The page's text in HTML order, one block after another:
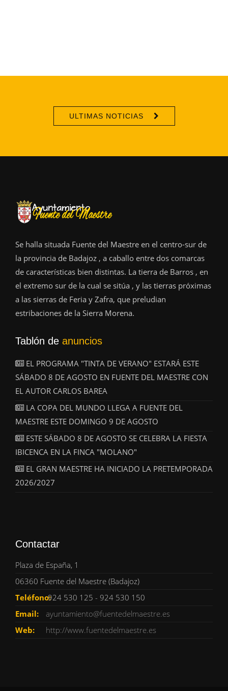
ULTIMAS NOTICIAS
Se halla situada Fuente del Maestre en el centro-sur de
la provincia de Badajoz , a caballo entre dos comarcas
de características bien distintas. La tierra de Barros , en
el extremo sur de la cual se sitúa , y las tierras próximas
a las sierras de Feria y Zafra, que preludian
estribaciones de la Sierra Morena.
Tablón de anuncios
EL PROGRAMA "TINTA DE VERANO" ESTARÁ ESTE
SÁBADO 8 DE AGOSTO EN FUENTE DEL MAESTRE CON
EL AUTOR CARLOS BAREA
LA COPA DEL MUNDO LLEGA A FUENTE DEL
MAESTRE ESTE DOMINGO 9 DE AGOSTO
ESTE SÁBADO 8 DE AGOSTO SE CELEBRA LA FIESTA
IBICENCA EN LA FINCA "MOLANO"
EL GRAN MAESTRE HA INICIADO LA PRETEMPORADA
2026/2027
Contactar
Plaza de España, 1
06360 Fuente del Maestre (Badajoz)
Teléfono:924 530 125 - 924 530 150
Email:
ayuntamiento@fuentedelmaestre.es
Web:
http://www.fuentedelmaestre.es